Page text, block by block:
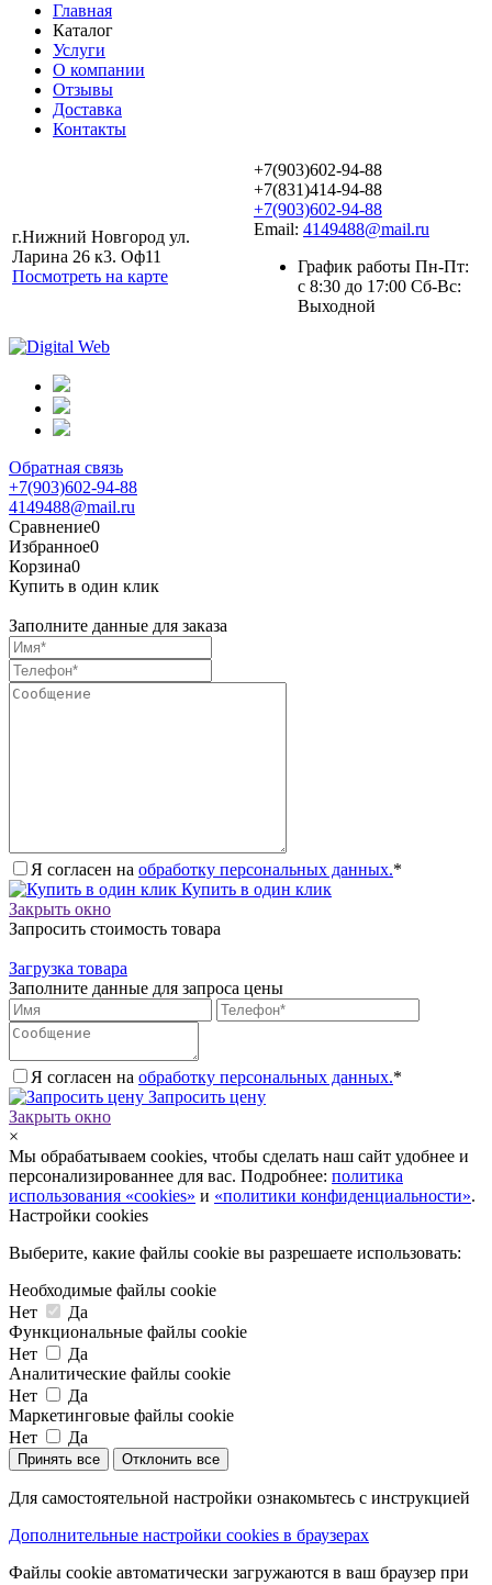
Главная
Каталог
Услуги
О компании
Отзывы
Доставка
Контакты
г.Нижний Новгород ул.
Ларина 26 к3. Оф11
Посмотреть на карте
+7(903)602-94-88
+7(831)414-94-88
+7(903)602-94-88
Email: 4149488@mail.ru
График работы Пн-Пт:
с 8:30 до 17:00 Сб-Вс:
Выходной
Обратная связь
+7(903)602-94-88
4149488@mail.ru
Сравнение0
Избранное0
Корзина0
Купить в один клик
Заполните данные для заказа
Я согласен на обработку персональных данных.*
Купить в один клик
Закрыть окно
Запросить стоимость товара
Загрузка товара
Заполните данные для запроса цены
Я согласен на обработку персональных данных.*
Запросить цену
Закрыть окно
×
Мы обрабатываем cookies, чтобы сделать наш сайт удобнее и
персонализированнее для вас. Подробнее: политика
использования «cookies» и «политики конфиденциальности».
Настройки cookies
Выберите, какие файлы cookie вы разрешаете использовать:
Необходимые файлы cookie
Нет
Да
Функциональные файлы cookie
Нет
Да
Аналитические файлы cookie
Нет
Да
Маркетинговые файлы cookie
Нет
Да
Принять все Отклонить все
Для самостоятельной настройки ознакомьтесь с инструкцией
Дополнительные настройки cookies в браузерах
Файлы cookie автоматически загружаются в ваш браузер при